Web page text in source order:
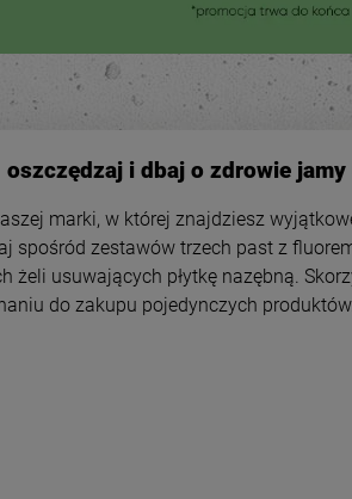
oszczędzaj i dbaj o zdrowie
marki, w której znajdziesz
spośród zestawów trzech past z
żeli usuwających płytkę nazębną.
do zakupu pojedynczych